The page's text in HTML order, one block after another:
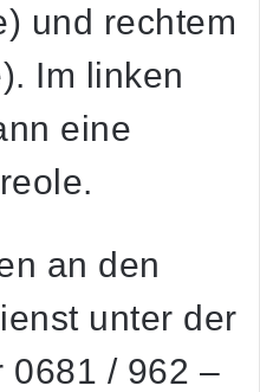
und rechtem
Im linken
eine
an den
unter der
0681 / 962 –